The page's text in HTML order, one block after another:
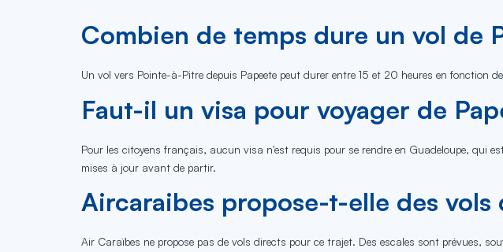
Combien de temps dure un vol de
Un vol vers Pointe-à-Pitre depuis Papeete peut durer entre 15 et 20 heures en fonction
Faut-il un visa pour voyager de
Pour les citoyens français, aucun visa n'est requis pour se rendre en Guadeloupe, qui
mises à jour avant de partir.
Aircaraibes propose-t-elle des
Air Caraïbes ne propose pas de vols directs pour ce trajet. Des escales sont prévues,